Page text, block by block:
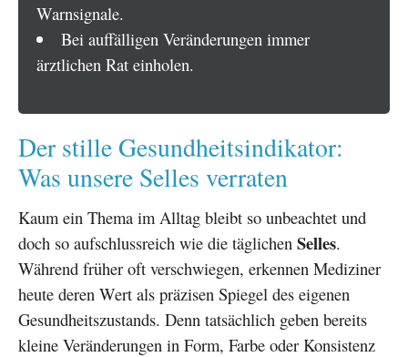
Warnsignale.
Bei auffälligen Veränderungen immer
ärztlichen Rat einholen.
Der stille Gesundheitsindikator:
Was unsere Selles verraten
Kaum ein Thema im Alltag bleibt so unbeachtet und
doch so aufschlussreich wie die täglichen Selles.
Während früher oft verschwiegen, erkennen Mediziner
heute deren Wert als präzisen Spiegel des eigenen
Gesundheitszustands. Denn tatsächlich geben bereits
kleine Veränderungen in Form, Farbe oder Konsistenz